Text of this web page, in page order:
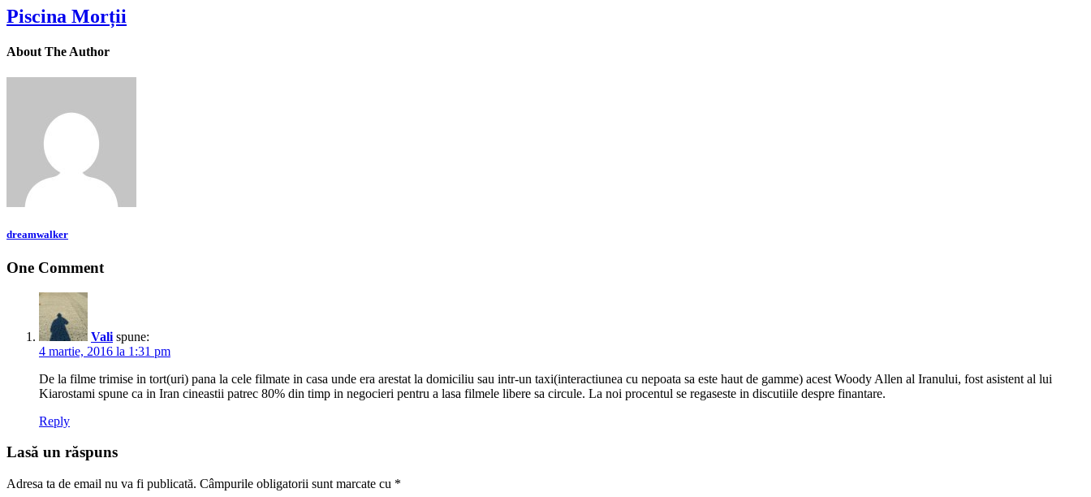
Piscina Morții
About The Author
dreamwalker
One Comment
Vali spune:
4 martie, 2016 la 1:31 pm
De la filme trimise in tort(uri) pana la cele filmate in casa unde era arestat la domiciliu sau intr-un taxi(interactiunea cu nepoata sa este haut de gamme) acest Woody Allen al Iranului, fost asistent al lui
Kiarostami spune ca in Iran cineastii patrec 80% din timp in negocieri pentru a lasa filmele libere sa circule. La noi procentul se regaseste in discutiile despre finantare.
Reply
Lasă un răspuns
Adresa ta de email nu va fi publicată. Câmpurile obligatorii sunt marcate cu *